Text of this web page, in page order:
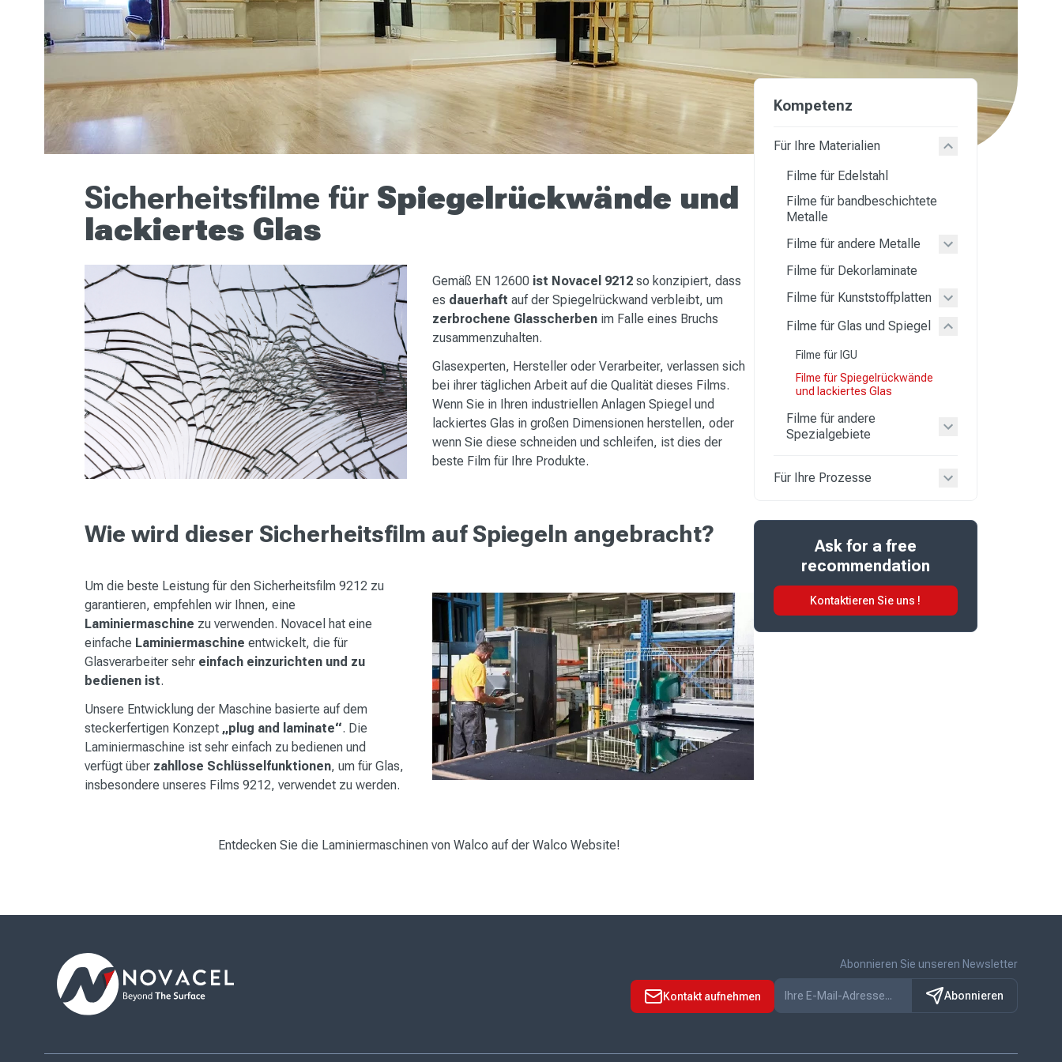
Sicherheitsfilme für Spiegelrückwände und
lackiertes Glas
Gemäß EN 12600ist Novacel 9212so konzipiert, dass
es dauerhaft auf der Spiegelrückwand verbleibt, um
zerbrochene Glasscherben im Falle eines Bruchs
zusammenzuhalten.
Glasexperten, Hersteller oder Verarbeiter, verlassen sich
bei ihrer täglichen Arbeit auf die Qualität dieses Films.
Wenn Sie in Ihren industriellen Anlagen Spiegel und
lackiertes Glas in großen Dimensionen herstellen, oder
wenn Sie diese schneiden und schleifen, ist dies der
beste Film für Ihre Produkte.
Wie wird dieser Sicherheitsfilm auf Spiegeln angebracht?
Um die beste Leistung für den Sicherheitsfilm 9212 zu
garantieren, empfehlen wir Ihnen, eine
Laminiermaschine zu verwenden. Novacel hat eine
einfache Laminiermaschine entwickelt, die für
Glasverarbeiter sehr einfach einzurichten und zu
bedienen ist.
Unsere Entwicklung der Maschine basierte auf dem
steckerfertigen Konzept „plug and laminate“. Die
Laminiermaschine ist sehr einfach zu bedienen und
verfügt über zahllose Schlüsselfunktionen, um für Glas,
insbesondere unseres Films 9212, verwendet zu werden.
Entdecken Sie die Laminiermaschinen von Walco auf derWalco Website!
Kompetenz
Für Ihre Materialien
Filme für Edelstahl
Filme für bandbeschichtete
Metalle
Filme für andere Metalle
Filme für Dekorlaminate
Filme für Kunststoffplatten
Filme für Glas und Spiegel
Filme für IGU
Filme für Spiegelrückwände
und lackiertes Glas
Filme für andere
Spezialgebiete
Für Ihre Prozesse
Ask for a free
recommendation
Kontaktieren Sie uns !
Kontakt aufnehmen
Abonnieren Sie unseren Newsletter
Abonnieren